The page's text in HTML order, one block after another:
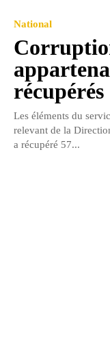
National
récupérés
Les éléments du
relevant de la
a récupéré 57...